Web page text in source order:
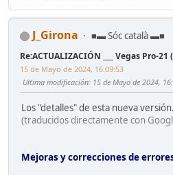
J_Girona ■▬ Sóc català ▬■
Re:ACTUALIZACIÓN ___ Vegas Pro-21
15 de Mayo de 2024, 16:09:53
Ultima modificación: 15 de Mayo de 2024,
Los "detalles" de esta nueva
(traducidos directamente con
Mejoras y correcciones de